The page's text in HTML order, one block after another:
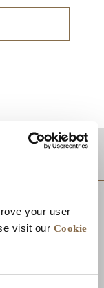
your user
visit our Cookie
موقع